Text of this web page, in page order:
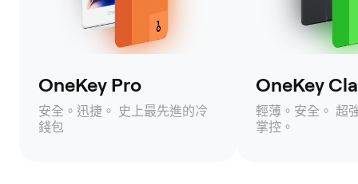
OneKey Pro
安全。迅捷。 史上最先進的冷
錢包
OneKey
輕薄。安全。 超
掌控。